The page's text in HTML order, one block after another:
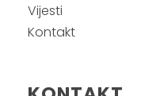
Vijesti
Kontakt